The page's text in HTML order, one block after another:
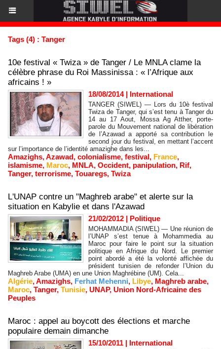
Tags (4) : Tanger
10e festival « Twiza » de Tanger / Le MNLA clame la
célèbre phrase du Roi Massinissa : « l’Afrique aux
africains ! »
18/08/2014| International
TANGER (SIWEL) — Lors du 10è festival
Twiza de Tanger, qui s’est tenu à Tanger du
14 au 17 Aout, Mossa Ag Atther, porte-
parole du Mouvement national de libération
de l’Azawad a apporté sa contribution le
second jour du festival, en mettant l’accent
sur l’importance de l’identité amazighe dans les...
Amazighs,Azawad, colonialisme, festival, France,
islamisme, Maroc, MNLA, Occident, panipulation, Rif,
Tanger, terrorisme, Touaregs, Twiza
L'UNAP contre un "Maghreb arabe" et alerte sur la
situation en Kabylie et dans l'Azawad
21/02/2012 | Politique
MOHAMMADIA (SIWEL) — Une réunion de
l’UNAP s’est tenue à Mohammedia au
Maroc pour faire le point sur la situation
politique en Afrique du Nord. Le premier
point abordé a été la volonté affichée du
président tunisien de refonder l’Union du
Maghreb Arabe (UMA) en une Union Maghrébine (UM). Cela...
Algérie,Amazighs, Ferhat Mehenni, Libye, Maghreb arabe,
Maroc, Tanger, Tunisie, UNAP, Union Nord-Africaine des
Peuples
Maroc : appel au boycott des élections et marche
populaire demain dimanche
15/10/2011 | International